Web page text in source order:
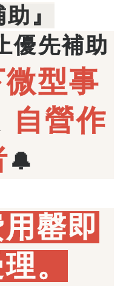
』
優先補助
微型事
自營作
🔔
罄即
。